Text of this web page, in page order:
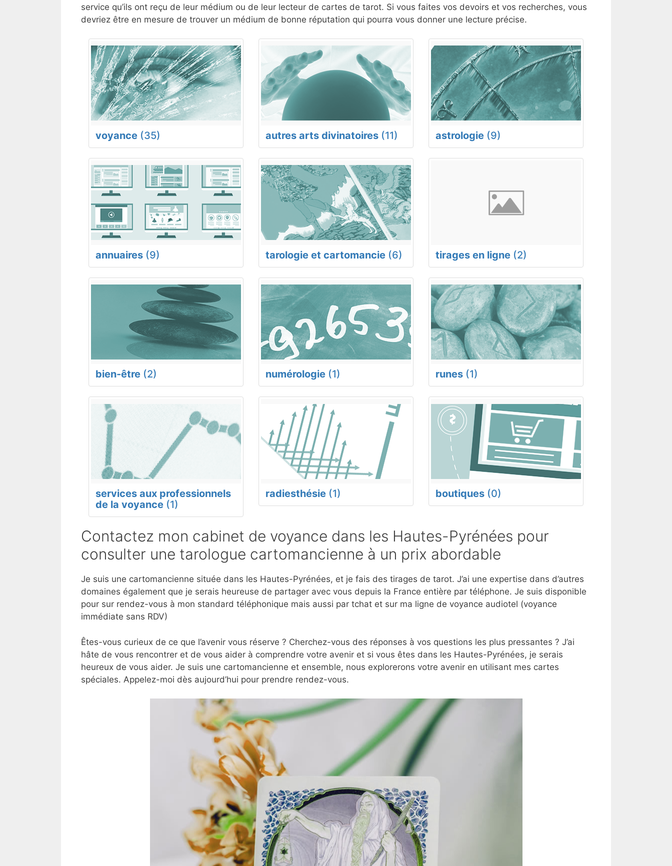
service qu’ils ont reçu de leur médium ou de leur lecteur de cartes de tarot. Si vous faites vos devoirs et vos recherches, vous
devriez être en mesure de trouver un médium de bonne réputation qui pourra vous donner une lecture précise.
voyance (35) autres arts divinatoires (11) astrologie (9)
annuaires (9) tarologie et cartomancie (6) tirages en ligne (2)
bien-être (2) numérologie (1) runes (1)
services aux professionnels
de la voyance (1)
radiesthésie (1) boutiques (0)
Contactez mon cabinet de voyance dans les Hautes-Pyrénées pour
consulter une tarologue cartomancienne à un prix abordable
Je suis une cartomancienne située dans les Hautes-Pyrénées, et je fais des tirages de tarot. J’ai une expertise dans d’autres
domaines également que je serais heureuse de partager avec vous depuis la France entière par téléphone. Je suis disponible
pour sur rendez-vous à mon standard téléphonique mais aussi par tchat et sur ma ligne de voyance audiotel (voyance
immédiate sans RDV)
Êtes-vous curieux de ce que l’avenir vous réserve ? Cherchez-vous des réponses à vos questions les plus pressantes ? J’ai
hâte de vous rencontrer et de vous aider à comprendre votre avenir et si vous êtes dans les Hautes-Pyrénées, je serais
heureux de vous aider. Je suis une cartomancienne et ensemble, nous explorerons votre avenir en utilisant mes cartes
spéciales. Appelez-moi dès aujourd’hui pour prendre rendez-vous.